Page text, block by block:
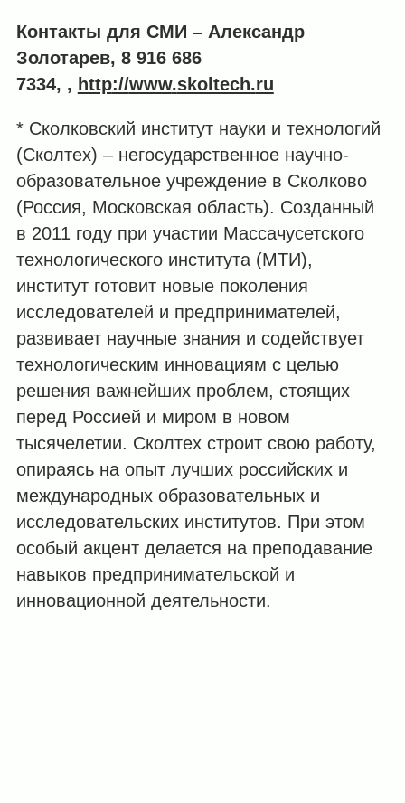
Контакты для СМИ – Александр
Золотарев, 8 916 686
7334, , http://www.skoltech.ru
* Сколковский институт науки и технологий
(Сколтех) – негосударственное научно-
образовательное учреждение в Сколково
(Россия, Московская область). Созданный
в 2011 году при участии Массачусетского
технологического института (МТИ),
институт готовит новые поколения
исследователей и предпринимателей,
развивает научные знания и содействует
технологическим инновациям с целью
решения важнейших проблем, стоящих
перед Россией и миром в новом
тысячелетии. Сколтех строит свою работу,
опираясь на опыт лучших российских и
международных образовательных и
исследовательских институтов. При этом
особый акцент делается на преподавание
навыков предпринимательской и
инновационной деятельности.